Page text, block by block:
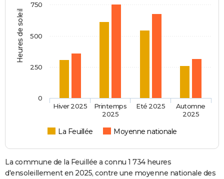
Heures de soleil
La Feuillée Moyenne nationale
Hiver 2025
Printemps
2025
Eté 2025
Automne
2025
0
250
500
750
La commune de la Feuillée a connu 1 734 heures
d'ensoleillement en 2025, contre une moyenne nationale des